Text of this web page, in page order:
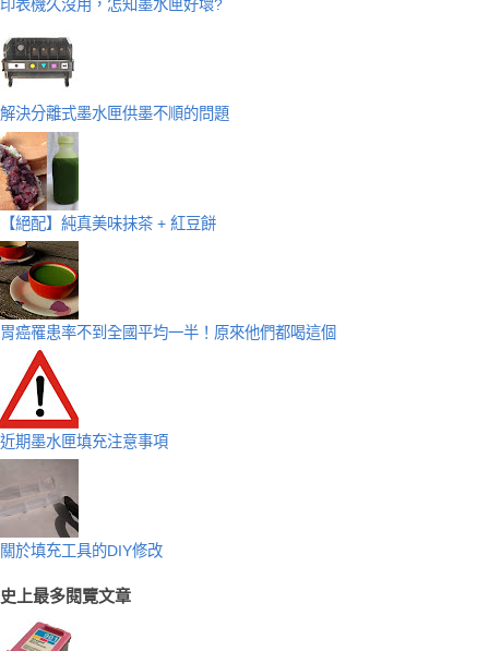
印表機久沒用，怎知墨水匣好壞?
解決分離式墨水匣供墨不順的問題
【絕配】純真美味抹茶 + 紅豆餅
胃癌罹患率不到全國平均一半！原來他們都喝這個
近期墨水匣填充注意事項
關於填充工具的DIY修改
史上最多閱覽文章